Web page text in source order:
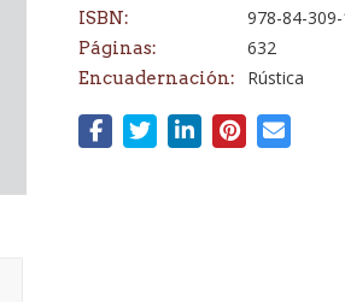
ISBN: 978-84-
Páginas: 632
Encuadernación: Rústica